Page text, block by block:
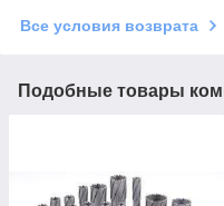
Все условия возврата
Подобные товары